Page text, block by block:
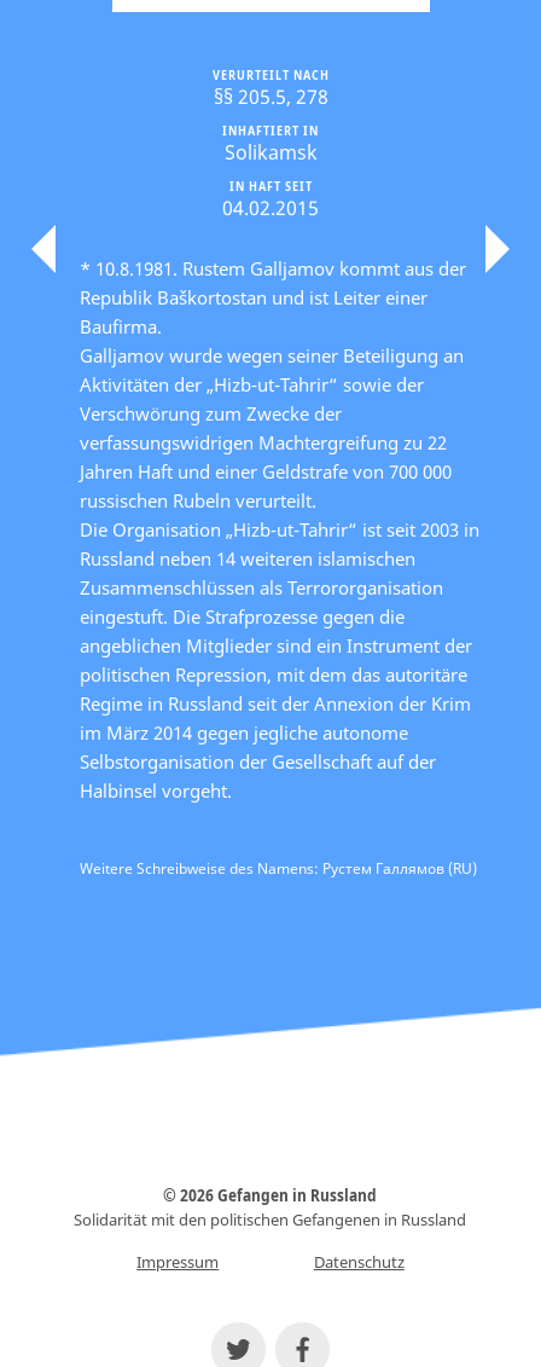
IN HAFT SEIT
04.02.2015
INHAFTIERT IN
Solikamsk
VERURTEILT NACH
§§ 205.5, 278
* 10.8.1981. Rustem Galljamov kommt aus der
Republik Baškortostan und ist Leiter einer
Baufirma.
Galljamov wurde wegen seiner Beteiligung an
Aktivitäten der „Hizb-ut-Tahrir“ sowie der
Verschwörung zum Zwecke der
verfassungswidrigen Machtergreifung zu 22
Jahren Haft und einer Geldstrafe von 700 000
russischen Rubeln verurteilt.
Die Organisation „Hizb-ut-Tahrir“ ist seit 2003 in
Russland neben 14 weiteren islamischen
Zusammenschlüssen als Terrororganisation
eingestuft. Die Strafprozesse gegen die
angeblichen Mitglieder sind ein Instrument der
politischen Repression, mit dem das autoritäre
Regime in Russland seit der Annexion der Krim
im März 2014 gegen jegliche autonome
Selbstorganisation der Gesellschaft auf der
Halbinsel vorgeht.
Weitere Schreibweise des Namens: Рустем Галлямов (RU)
© 2026 Gefangen in Russland
Solidarität mit den politischen Gefangenen in Russland
Impressum
Datenschutz